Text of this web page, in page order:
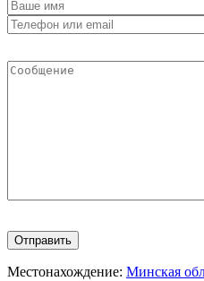
Местонахождение: Минская